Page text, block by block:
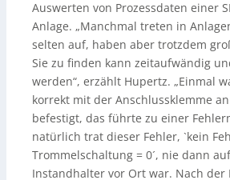
Auswerten von Prozessdaten einer
Anlage. „Manchmal treten in
selten auf, haben aber trotzdem
Sie zu finden kann zeitaufwändig
werden“, erzählt Hupertz. „Einmal
korrekt mit der Anschlussklemme
befestigt, das führte zu einer
natürlich trat dieser Fehler, `kein
Trommelschaltung = 0´, nie dann
Instandhalter vor Ort war. Nach der